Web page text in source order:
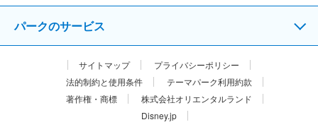
パークのサービス
サイトマップ
プライバシーポリシー
法的制約と使用条件
テーマパーク利用約款
著作権・商標
株式会社オリエンタルランド
Disney.jp